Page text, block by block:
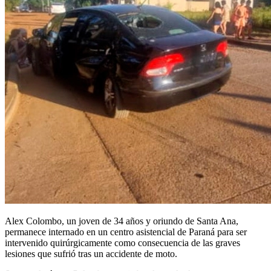
Alex Colombo, un joven de 34 años y oriundo de Santa Ana,
permanece internado en un centro asistencial de Paraná para ser
intervenido quirúrgicamente como consecuencia de las graves
lesiones que sufrió tras un accidente de moto.